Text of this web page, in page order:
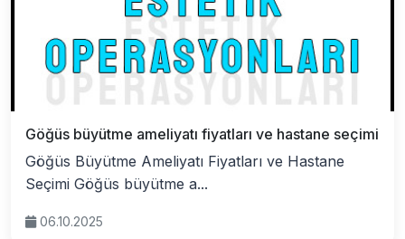
Göğüs büyütme ameliyatı fiyatları ve hastane seçimi
Göğüs Büyütme Ameliyatı Fiyatları ve Hastane
Seçimi Göğüs büyütme a...
06.10.2025